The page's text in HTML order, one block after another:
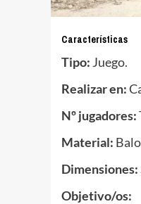
Características
Tipo: Juego.
Realizar en:
Nº jugadores:
Material:
Dimensiones:
Objetivo/os: